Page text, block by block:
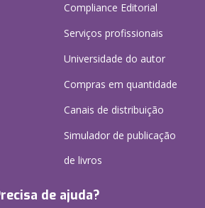
Compliance Editorial
Serviços profissionais
Universidade do autor
Compras em quantidade
Canais de distribuição
Simulador de publicação
de livros
de ajuda?